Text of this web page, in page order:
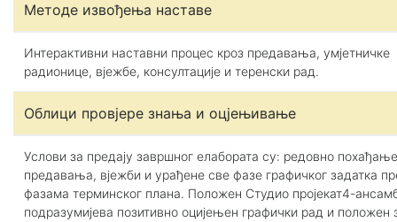
Методе извођења наставе
Интерактивни наставни процес кроз предавања, умјетничке
радионице, вјежбе, консултације и теренски рад.
Облици провјере знања и оцјењивање
Услови за предају завршног елабората су: редовно похађање
предавања, вјежби и урађене све фазе графичког задатка
фазама терминског плана. Положен Студио пројекат4-
подразумијева позитивно оцијењен графички рад и положен